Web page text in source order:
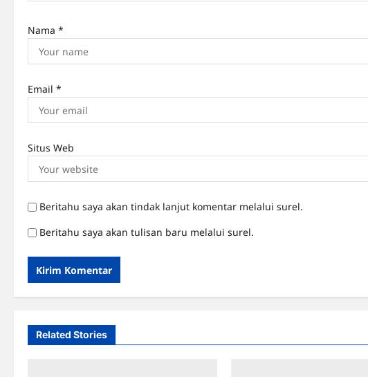
Nama *
Email *
Situs Web
Beritahu saya akan tindak lanjut komentar melalui surel.
Beritahu saya akan tulisan baru melalui surel.
Related Stories